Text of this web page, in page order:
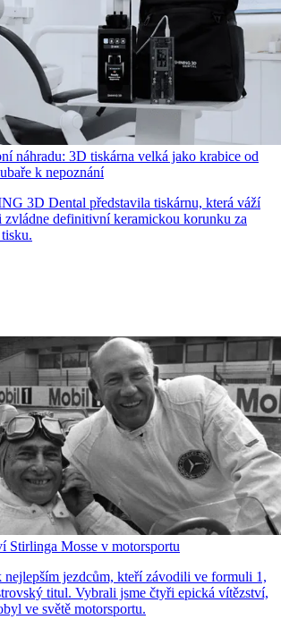
náhradu: 3D tiskárna velká jako krabice od
k nepoznání
3D Dental představila tiskárnu, která váží
zvládne definitivní keramickou korunku za
Stirlinga Mosse v motorsportu
nejlepším jezdcům, kteří závodili ve formuli 1,
titul. Vybrali jsme čtyři epická vítězství,
ve světě motorsportu.